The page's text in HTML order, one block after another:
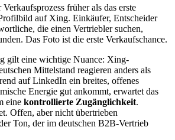
früher als das erste
auf Xing. Einkäufer, Entscheider
die einen Vertriebler suchen,
Das Foto ist die erste Verkaufschance.
gilt eine wichtige Nuance: Xing-
Mittelstand reagieren anders als
auf LinkedIn ein breites, offenes
Energie gut ankommt, erwartet das
eine kontrollierte Zugänglichkeit.
Offen, aber nicht übertrieben
Ton, der im deutschen B2B-Vertrieb